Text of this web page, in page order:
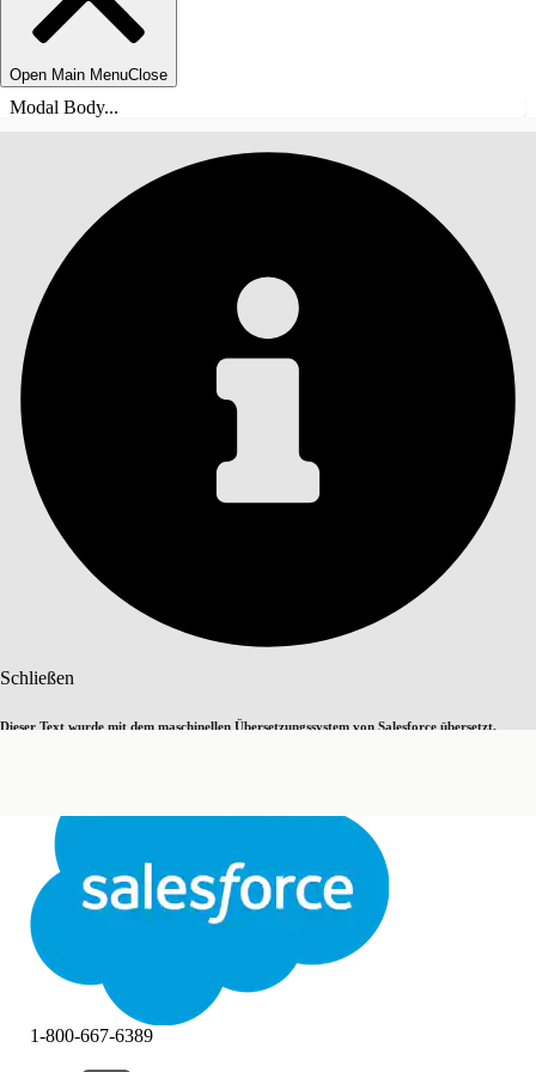
Open Main MenuClose
Modal Body...
Schließen
Dieser Text wurde mit dem maschinellen Übersetzungssystem von Salesforce übersetzt.
Schließen
INHALT
1-800-667-6389